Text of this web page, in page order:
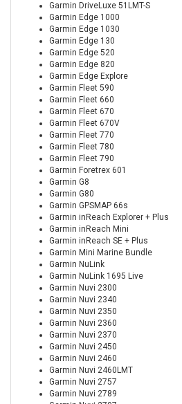
Garmin DriveLuxe 51LMT-S
Garmin Edge 1000
Garmin Edge 1030
Garmin Edge 130
Garmin Edge 520
Garmin Edge 820
Garmin Edge Explore
Garmin Fleet 590
Garmin Fleet 660
Garmin Fleet 670
Garmin Fleet 670V
Garmin Fleet 770
Garmin Fleet 780
Garmin Fleet 790
Garmin Foretrex 601
Garmin G8
Garmin G80
Garmin GPSMAP 66s
Garmin inReach Explorer + Plus
Garmin inReach Mini
Garmin inReach SE + Plus
Garmin Mini Marine Bundle
Garmin NuLink
Garmin NuLink 1695 Live
Garmin Nuvi 2300
Garmin Nuvi 2340
Garmin Nuvi 2350
Garmin Nuvi 2360
Garmin Nuvi 2370
Garmin Nuvi 2450
Garmin Nuvi 2460
Garmin Nuvi 2460LMT
Garmin Nuvi 2757
Garmin Nuvi 2789